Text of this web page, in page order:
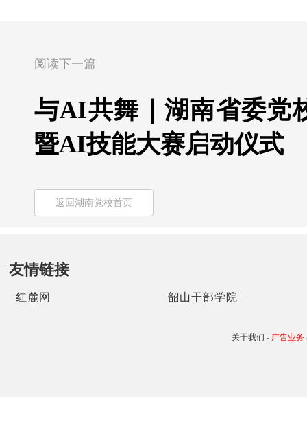
阅读下一篇
与AI共舞｜湖南省委党
暨AI技能大赛启动仪式
返回湖南党校首页
友情链接
红麓网 韶山干部学院
关于我们 - 广告业务